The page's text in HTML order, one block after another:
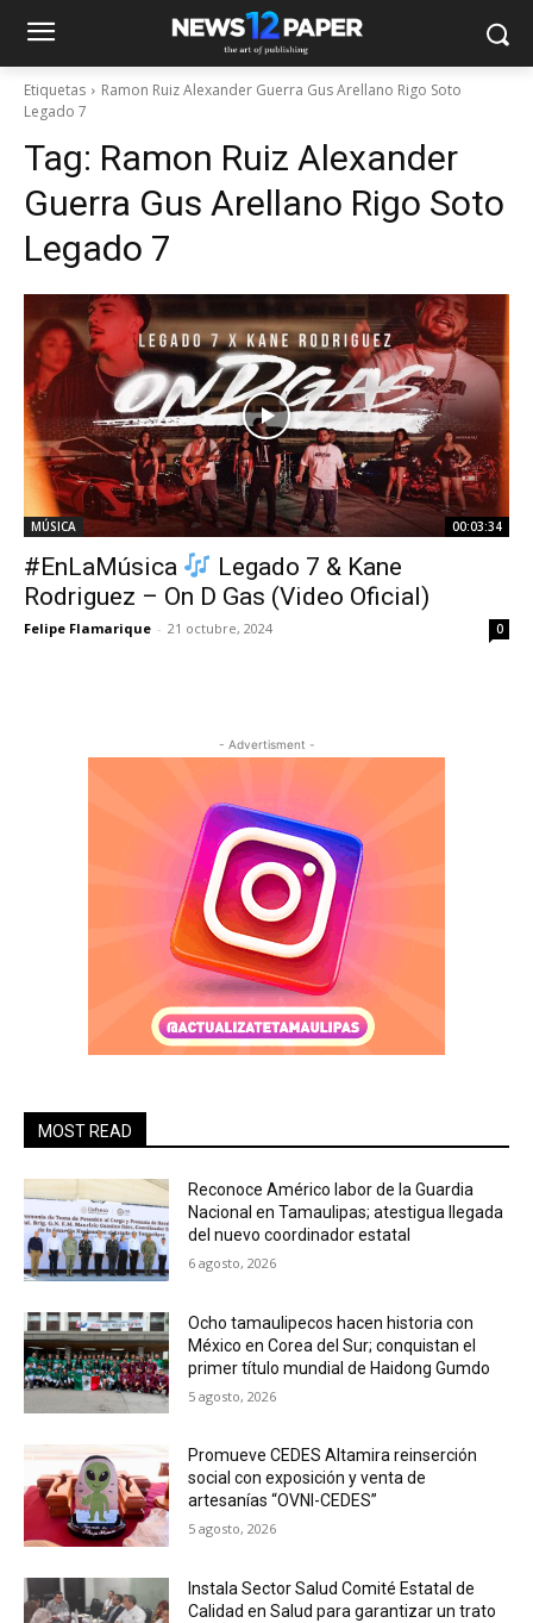
Etiquetas
Ramon Ruiz Alexander Guerra Gus Arellano Rigo Soto
Legado 7
Tag: Ramon Ruiz Alexander
Guerra Gus Arellano Rigo Soto
Legado 7
MÚSICA 00:03:34
#EnLaMúsica
Legado 7 & Kane
Rodriguez – On D Gas (Video Oficial)
Felipe Flamarique - 21 octubre, 2024 0
- Advertisment -
MOST READ
Reconoce Américo labor de la Guardia
Nacional en Tamaulipas; atestigua llegada
del nuevo coordinador estatal
6 agosto, 2026
Ocho tamaulipecos hacen historia con
México en Corea del Sur; conquistan el
primer título mundial de Haidong Gumdo
5 agosto, 2026
Promueve CEDES Altamira reinserción
social con exposición y venta de
artesanías “OVNI-CEDES”
5 agosto, 2026
Instala Sector Salud Comité Estatal de
Calidad en Salud para garantizar un trato